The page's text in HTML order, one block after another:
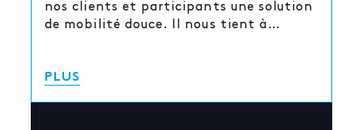
nos clients et participants une solution
de mobilité douce. Il nous tient à…
PLUS